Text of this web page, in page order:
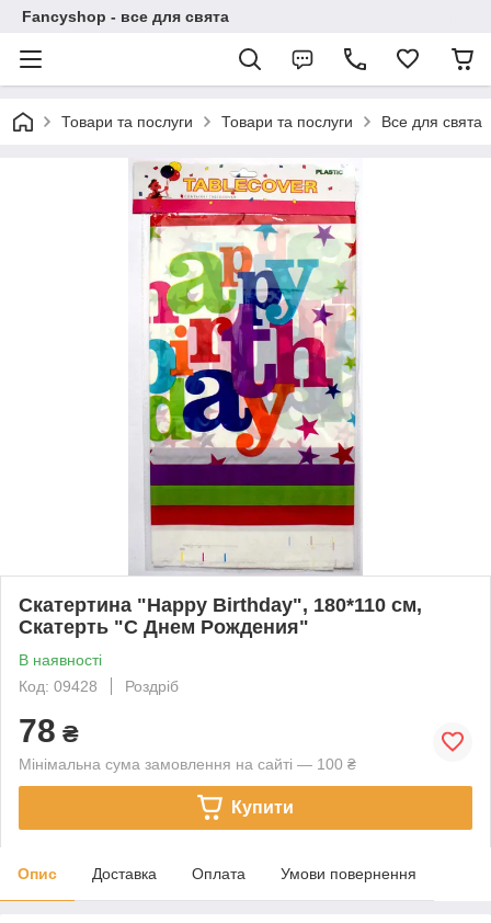
Fancyshop - все для свята
Товари та послуги Товари та послуги Все для свята
Скатертина "Happy Birthday", 180*110 см,
Скатерть "С Днем Рождения"
В наявності
Код: 09428
Роздріб
78 ₴
Мінімальна сума замовлення на сайті — 100 ₴
Купити
Опис Доставка Оплата Умови повернення